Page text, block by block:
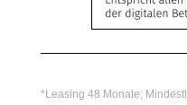
*Leasing 48 Monate;